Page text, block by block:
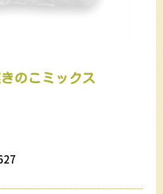
のこミックス